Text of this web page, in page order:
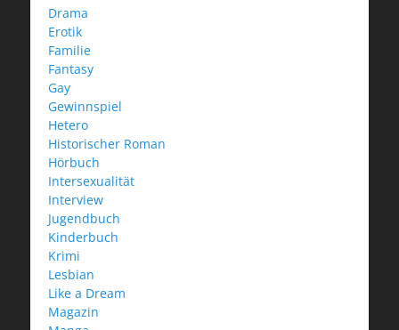
Drama
Erotik
Familie
Fantasy
Gay
Gewinnspiel
Hetero
Historischer Roman
Hörbuch
Intersexualität
Interview
Jugendbuch
Kinderbuch
Krimi
Lesbian
Like a Dream
Magazin